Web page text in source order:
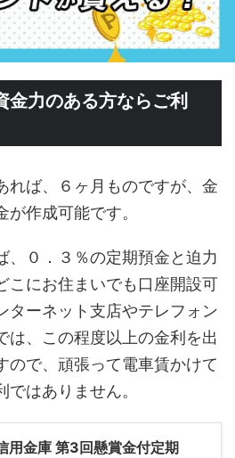
金力のある方ならご利
れば、６ヶ月ものですが、金
作成可能です。
、０．３％の定期預金と迫力
こにお住まいでも口座開設可
ターネット支店やテレフォン
は、この程度以上の金利を出
ので、頑張って電車賃かけて
はありません。
用金庫 第3回懸賞金付定期